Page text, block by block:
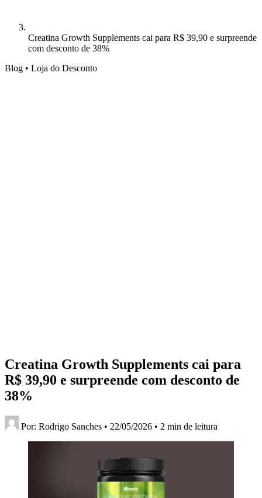
Creatina Growth Supplements cai para R$ 39,90 e surpreende
com desconto de 38%
Blog • Loja do Desconto
Creatina Growth Supplements cai para
R$ 39,90 e surpreende com desconto de
38%
Por: Rodrigo Sanches • 22/05/2026 • 2 min de leitura